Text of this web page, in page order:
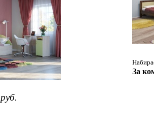
руб.
За